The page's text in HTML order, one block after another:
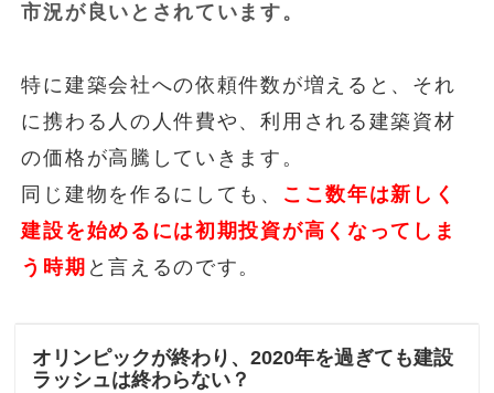
市況が良いとされています。
特に建築会社への依頼件数が増えると、それ
に携わる人の人件費や、利用される建築資材
の価格が高騰していきます。
同じ建物を作るにしても、
ここ数年は新しく
建設を始めるには初期投資が高くなってしま
う時期 と言えるのです。
オリンピックが終わり、2020年を過ぎても建設
ラッシュは終わらない？